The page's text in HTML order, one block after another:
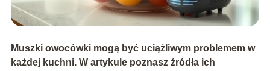
Muszki owocówki mogą być uciążliwym problemem w
każdej kuchni. W artykule poznasz źródła ich